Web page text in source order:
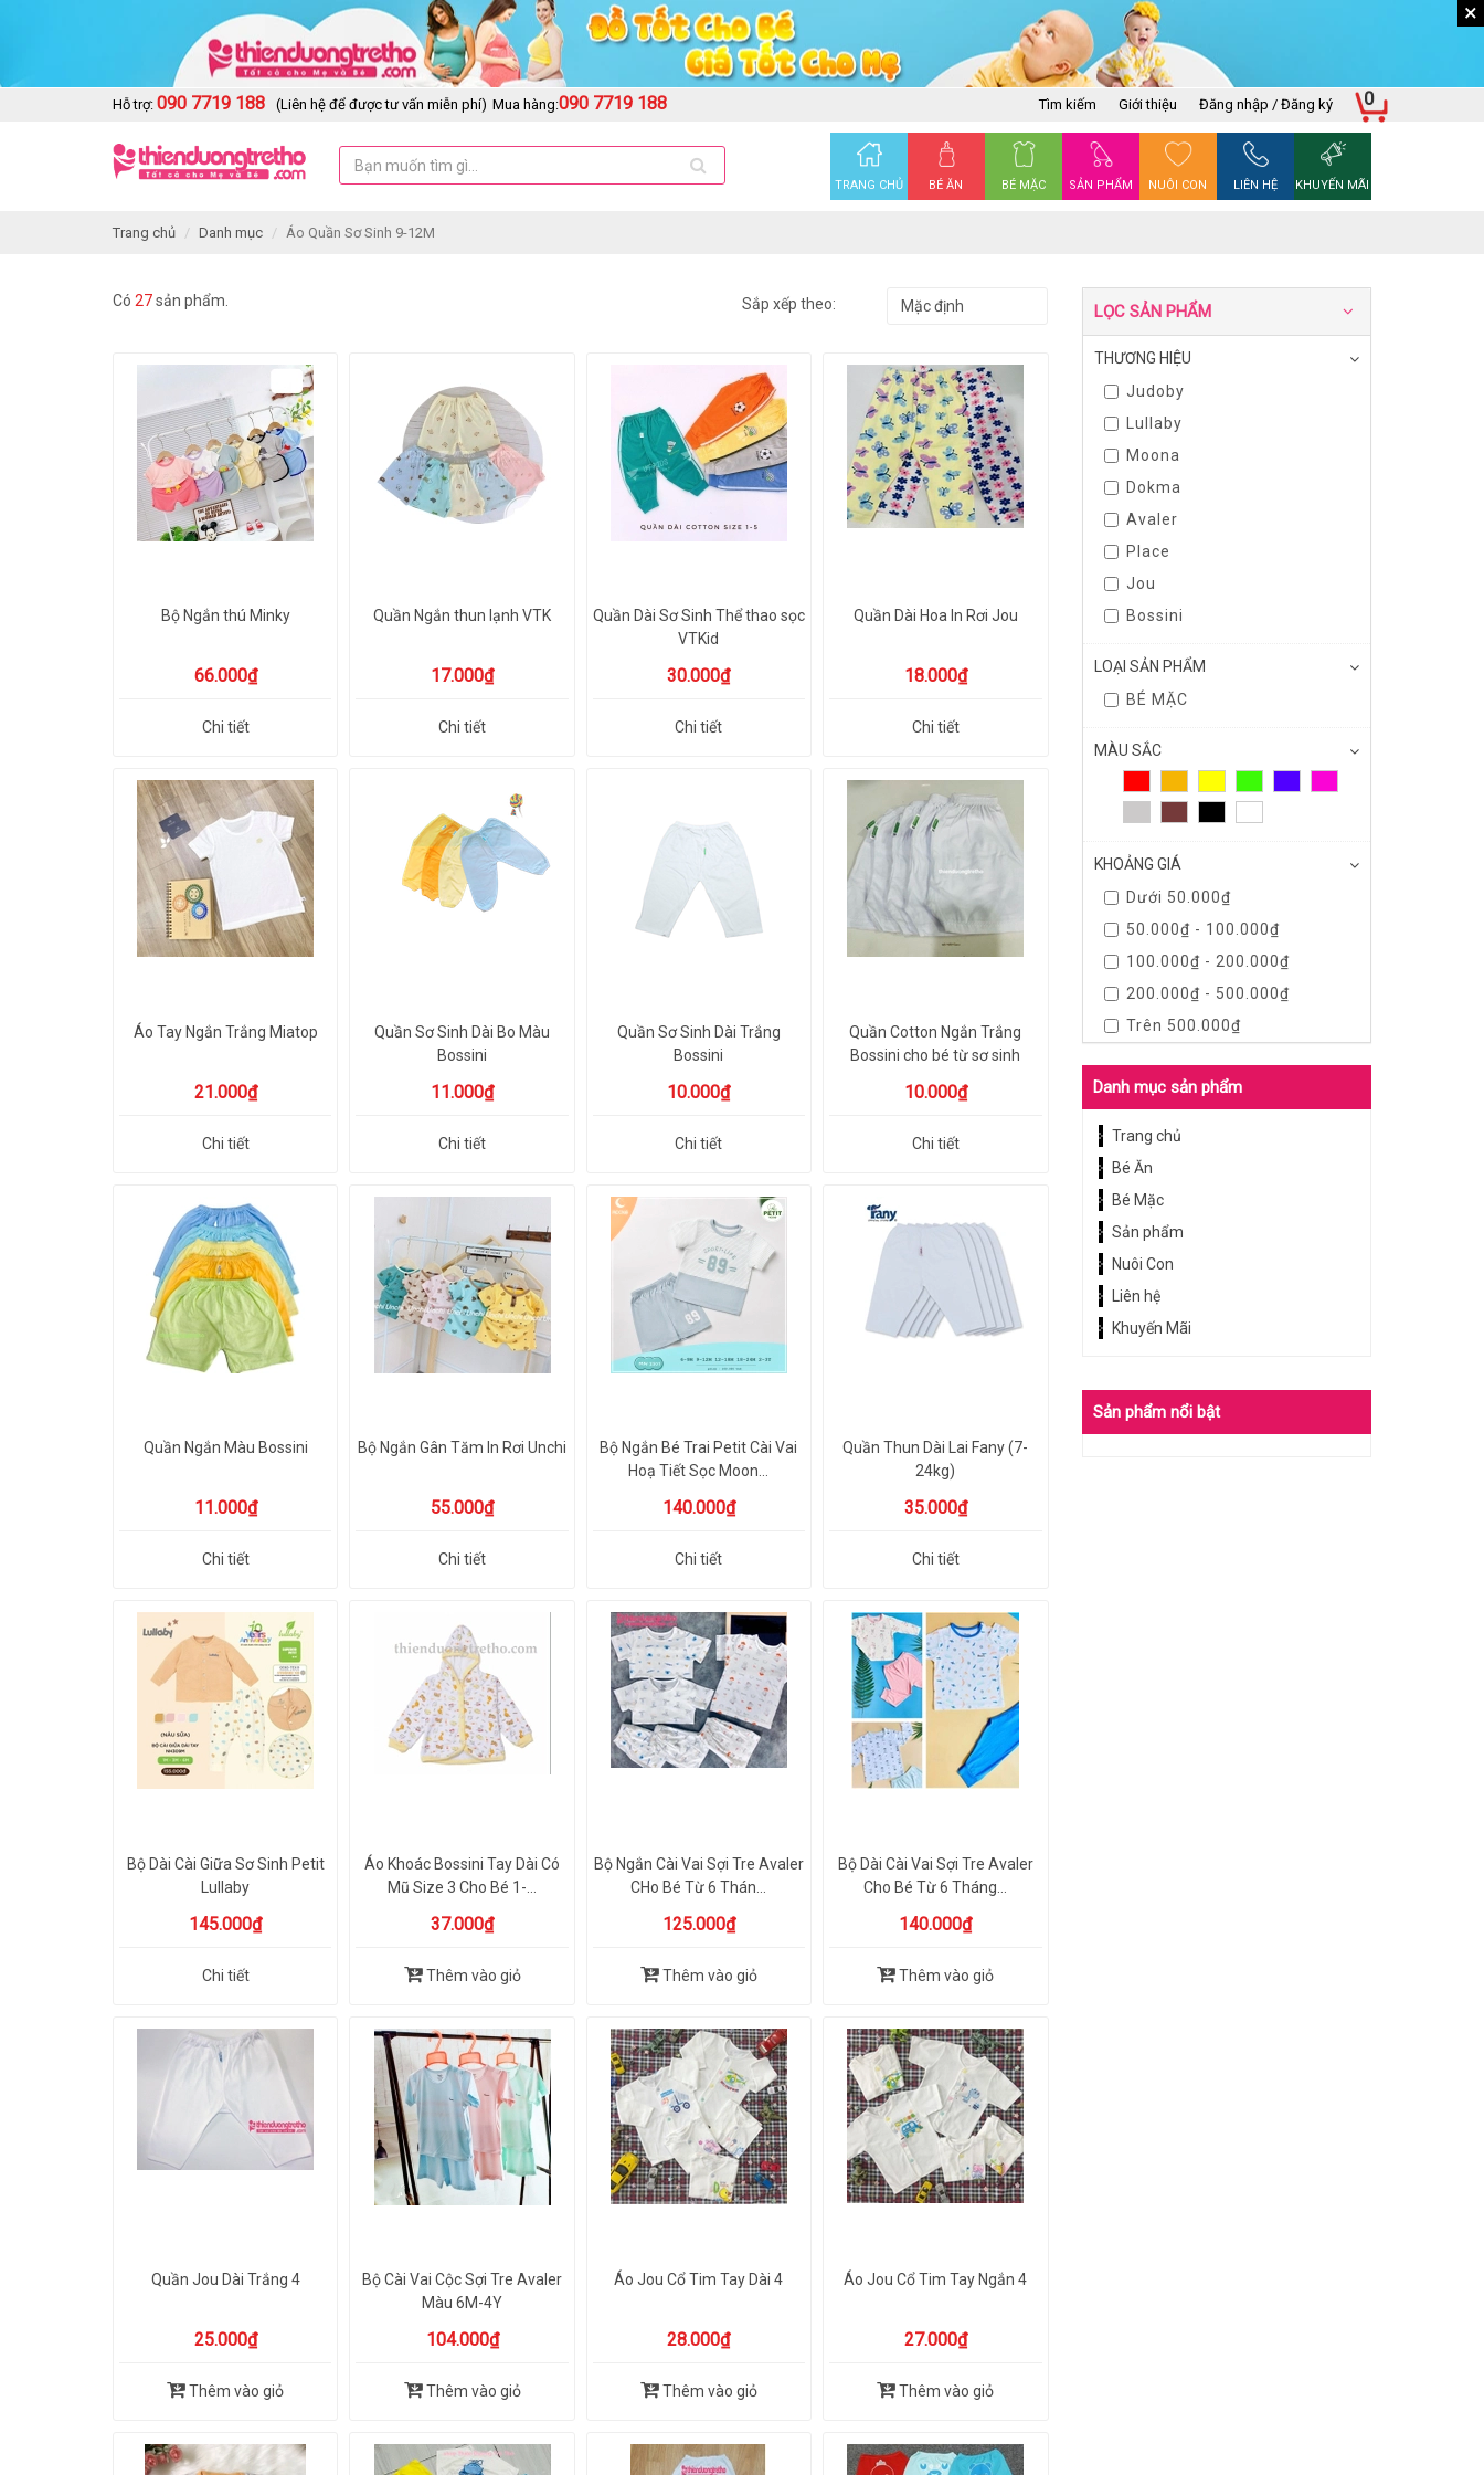
×
Hỗ trợ: 090 7719 188 (Liên hệ để được tư vấn miễn phí) Mua hàng:090 7719 188 Tìm kiếm Giới thiệu Đăng nhập / Đăng ký
TRANG CHỦ BÉ ĂN BÉ MẶC SẢN PHẨM NUÔI CON LIÊN HỆ KHUYẾN MÃI
0
Trang chủ Danh mục Áo Quần Sơ Sinh 9-12M
LỌC SẢN PHẨM
THƯƠNG HIỆU
Judoby
Lullaby
Moona
Dokma
Avaler
Place
Jou
Bossini
LOẠI SẢN PHẨM
BÉ MẶC
MÀU SẮC
KHOẢNG GIÁ
Dưới 50.000₫
50.000₫ - 100.000₫
100.000₫ - 200.000₫
200.000₫ - 500.000₫
Trên 500.000₫
Danh mục sản phẩm
Trang chủ
Bé Ăn
Bé Mặc
Sản phẩm
Nuôi Con
Liên hệ
Khuyến Mãi
Sản phẩm nổi bật
Có 27sản phẩm. Sắp xếp theo:
Bộ Ngắn thú Minky
66.000₫
Chi tiết
Quần Ngắn thun lạnh VTK
17.000₫
Chi tiết
Quần Dài Sơ Sinh Thể thao sọc
VTKid
30.000₫
Chi tiết
Quần Dài Hoa In Rơi Jou
18.000₫
Chi tiết
Áo Tay Ngắn Trắng Miatop
21.000₫
Chi tiết
Quần Sơ Sinh Dài Bo Màu
Bossini
11.000₫
Chi tiết
Quần Sơ Sinh Dài Trắng
Bossini
10.000₫
Chi tiết
Quần Cotton Ngắn Trắng
Bossini cho bé từ sơ sinh
10.000₫
Chi tiết
Quần Ngắn Màu Bossini
11.000₫
Chi tiết
Bộ Ngắn Gân Tăm In Rơi Unchi
55.000₫
Chi tiết
Bộ Ngắn Bé Trai Petit Cài Vai
Hoạ Tiết Sọc Moon...
140.000₫
Chi tiết
Quần Thun Dài Lai Fany (7-
24kg)
35.000₫
Chi tiết
Bộ Dài Cài Giữa Sơ Sinh Petit
Lullaby
145.000₫
Chi tiết
Áo Khoác Bossini Tay Dài Có
Mũ Size 3 Cho Bé 1-...
37.000₫
Thêm vào giỏ
Bộ Ngắn Cài Vai Sợi Tre Avaler
CHo Bé Từ 6 Thán...
125.000₫
Thêm vào giỏ
Bộ Dài Cài Vai Sợi Tre Avaler
Cho Bé Từ 6 Tháng...
140.000₫
Thêm vào giỏ
Quần Jou Dài Trắng 4
25.000₫
Thêm vào giỏ
Bộ Cài Vai Cộc Sợi Tre Avaler
Màu 6M-4Y
104.000₫
Thêm vào giỏ
Áo Jou Cổ Tim Tay Dài 4
28.000₫
Thêm vào giỏ
Áo Jou Cổ Tim Tay Ngắn 4
27.000₫
Thêm vào giỏ